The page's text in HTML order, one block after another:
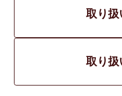
取り扱
取り扱